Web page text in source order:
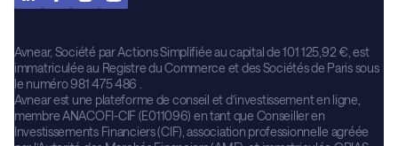
Avnear, Société par Actions Simplifiée au capital de 101 125,92 €, est
immatriculée au Registre du Commerce et des Sociétés de Paris sous
le numéro 981 475 486 .
Avnear est une plateforme de conseil et d’investissement en ligne,
membre ANACOFI-CIF (E011096) en tant que Conseiller en
Investissements Financiers (CIF), association professionnelle agréée